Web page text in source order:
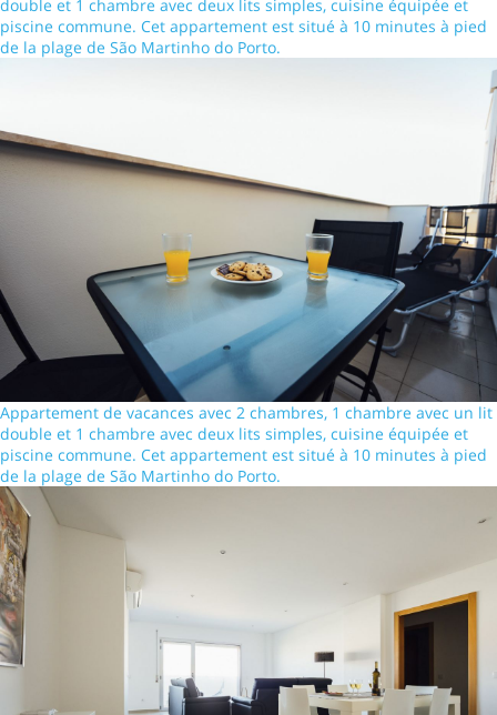
double et 1 chambre avec deux lits simples, cuisine équipée et
piscine commune. Cet appartement est situé à 10 minutes à pied
de la plage de São Martinho do Porto.
Appartement de vacances avec 2 chambres, 1 chambre avec un lit
double et 1 chambre avec deux lits simples, cuisine équipée et
piscine commune. Cet appartement est situé à 10 minutes à pied
de la plage de São Martinho do Porto.